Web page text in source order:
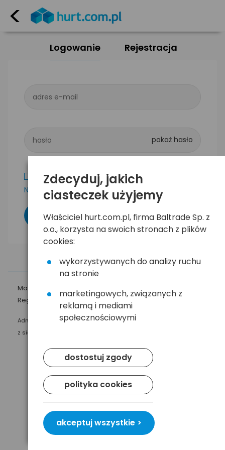
<
Logowanie Rejestracja
adres e-mail
hasło
Zapamiętaj mnie
Nie pamiętam hasła
Masz pytania?
Regulamin
Polityka prywatności
Administratorem Twoich danych osobowych jest Baltrade sp. z o.o.
z siedzibą w Gdańsku przy ul. Geodetów 24, 80-298 Gdańsk.
Zdecyduj, jakich
ciasteczek użyjemy
Właściciel hurt.com.pl, firma Baltrade Sp. z
o.o., korzysta na swoich stronach z plików
cookies:
wykorzystywanych do analizy ruchu
na stronie
marketingowych, związanych z
reklamą i mediami
społecznościowymi
dostostuj zgody
polityka cookies
akceptuj wszystkie >